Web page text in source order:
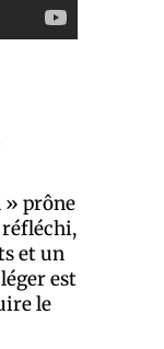
» prône
et un
est
le